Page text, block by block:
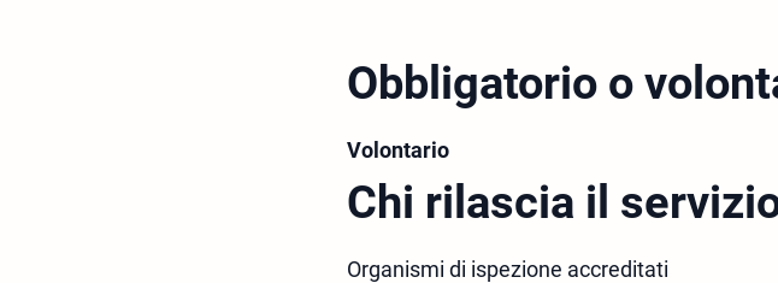
Obbligatorio o
Volontario
Chi rilascia il
Organismi di ispezione accreditati